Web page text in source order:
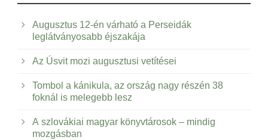
Augusztus 12-én várható a Perseidák
leglátványosabb éjszakája
Az Úsvit mozi augusztusi vetítései
Tombol a kánikula, az ország nagy részén 38
foknál is melegebb lesz
A szlovákiai magyar könyvtárosok – mindig
mozgásban